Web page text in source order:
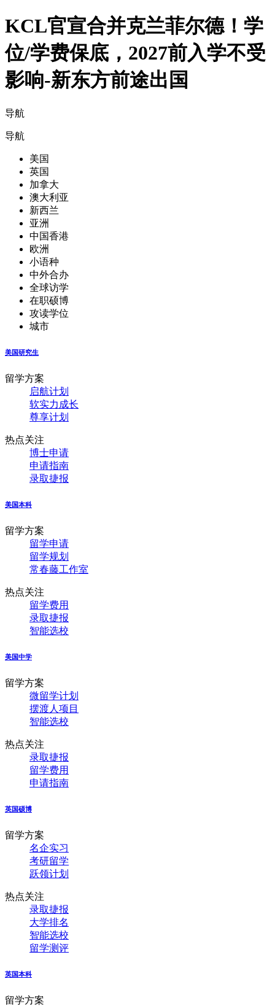
KCL官宣合并克兰菲尔德！学
位/学费保底，2027前入学不受
影响-新东方前途出国
导航
导航
美国
英国
加拿大
澳大利亚
新西兰
亚洲
中国香港
欧洲
小语种
中外合办
全球访学
在职硕博
攻读学位
城市
美国研究生
留学方案
启航计划
软实力成长
尊享计划
热点关注
博士申请
申请指南
录取捷报
美国本科
留学方案
留学申请
留学规划
常春藤工作室
热点关注
留学费用
录取捷报
智能选校
美国中学
留学方案
微留学计划
摆渡人项目
智能选校
热点关注
录取捷报
留学费用
申请指南
英国硕博
留学方案
名企实习
考研留学
跃领计划
热点关注
录取捷报
大学排名
智能选校
留学测评
英国本科
留学方案